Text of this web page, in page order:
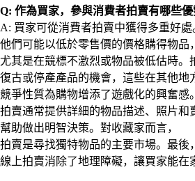
Q: 作為買家，參與消費者拍賣有哪些優
A: 買家可從消費者拍賣中獲得多重好處
他們可能以低於零售價的價格購得物品，
尤其是在競標不激烈或物品被低估時。
復古或停產產品的機會，這些在其他地
競爭性質為購物增添了遊戲化的興奮感
拍賣通常提供詳細的物品描述、照片和
幫助做出明智決策。對收藏家而言，
拍賣是尋找獨特物品的主要市場。最後，
線上拍賣消除了地理障礙，讓買家能在